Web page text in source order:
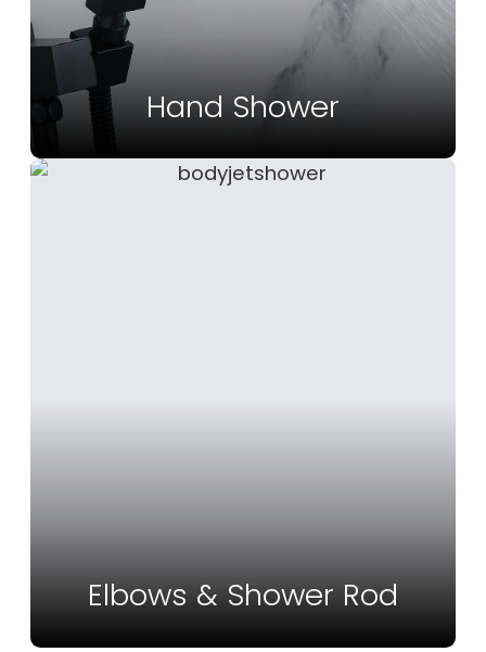
Hand Shower
Elbows & Shower Rod